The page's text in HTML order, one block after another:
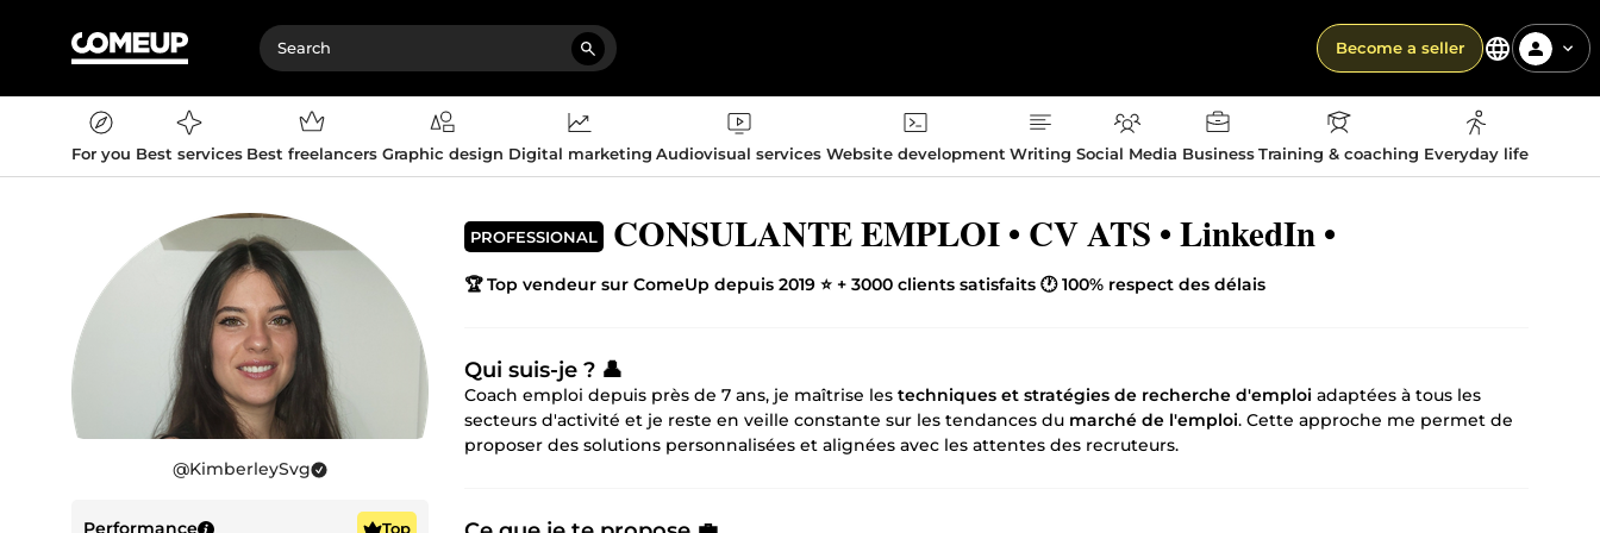
Become a seller
For you Best services Best freelancers Graphic design Digital marketing Audiovisual services Website development Writing Social Media Business Training & coaching Everyday life
@KimberleySvg
Performance
Top
PROFESSIONAL CONSULANTE EMPLOI • CV ATS • LinkedIn •
🏆 Top vendeur sur ComeUp depuis 2019 ⭐ + 3000 clients satisfaits 🕐 100% respect des délais
Qui suis-je ? 👤
Coach emploi depuis près de 7 ans, je maîtrise les techniques et stratégies de recherche d'emploi adaptées à tous les
secteurs d'activité et je reste en veille constante sur les tendances du marché de l'emploi. Cette approche me permet de
proposer des solutions personnalisées et alignées avec les attentes des recruteurs.